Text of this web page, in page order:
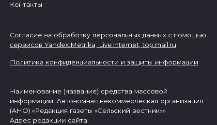
Контакты
Согласие на обработку персональных данных с помощью
сервисов Yandex.Metrika, LiveInternet,top.mail.ru
Политика конфиденциальности и защиты информации
Наименование (название) средства массовой
информации: Автономная некоммерческая организация
(АНО) «Редакция газеты «Сельский вестник»»
Адрес редакции сайта: